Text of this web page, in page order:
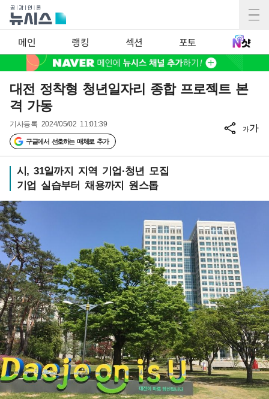
메인 랭킹 섹션 포토
대전 정착형 청년일자리 종합 프로젝트 본
격 가동
기사등록 2024/05/02 11:01:39
구글에서 선호하는 매체로 추가
가가
시, 31일까지 지역 기업·청년 모집
기업 실습부터 채용까지 원스톱